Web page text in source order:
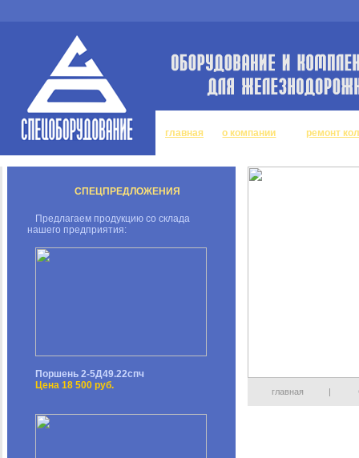
главная о компании ремонт
СПЕЦПРЕДЛОЖЕНИЯ
Предлагаем продукцию со склада
нашего предприятия:
Поршень 2-5Д49.22спч
Цена 18 500 руб.
главная |